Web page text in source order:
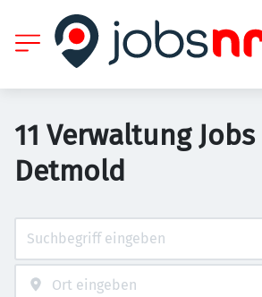
11 Verwaltung
Detmold